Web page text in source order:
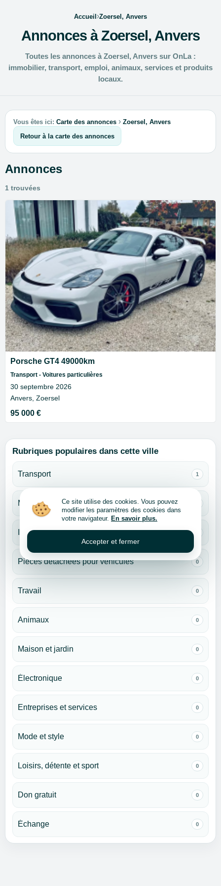
Accueil›Zoersel, Anvers
Annonces à Zoersel, Anvers
Toutes les annonces à Zoersel, Anvers sur OnLa :
immobilier, transport, emploi, animaux, services et produits
locaux.
Vous êtes ici: Carte des annonces › Zoersel, Anvers
Retour à la carte des annonces
Annonces
1 trouvées
Porsche GT4 49000km
Transport - Voitures particulières
30 septembre 2026
Anvers, Zoersel
95 000 €
Rubriques populaires dans cette ville
Transport 1
Monde des enfants
Immobilier
Pièces détachées pour véhicules 0
Travail 0
Animaux 0
Maison et jardin 0
Électronique 0
Entreprises et services 0
Mode et style 0
Loisirs, détente et sport 0
Don gratuit 0
Échange 0
Ce site utilise des cookies. Vous pouvez
modifier les paramètres des cookies dans
votre navigateur. En savoir plus.
Accepter et fermer